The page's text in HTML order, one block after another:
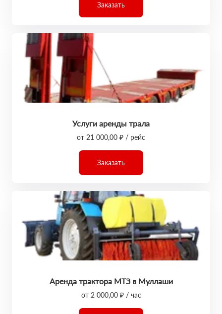
Заказать
Услуги аренды трала
от 21 000,00 ₽ / рейс
Заказать
Аренда трактора МТЗ в Муллаши
от 2 000,00 ₽ / час